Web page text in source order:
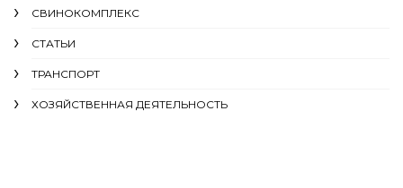
СВИНОКОМПЛЕКС
СТАТЬИ
ТРАНСПОРТ
ХОЗЯЙСТВЕННАЯ ДЕЯТЕЛЬНОСТЬ